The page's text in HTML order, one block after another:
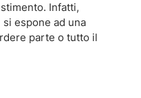
Infatti,
espone ad una
parte o tutto il